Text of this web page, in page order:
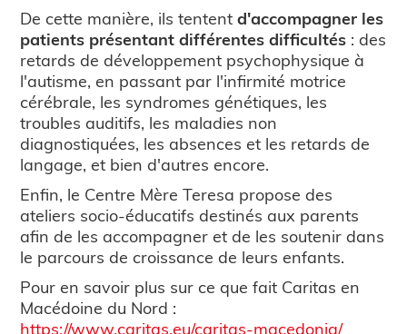
De cette manière, ils tententd'accompagner les
patients présentant différentes difficultés : des
retards de développement psychophysique à
l'autisme, en passant par l'infirmité motrice
cérébrale, les syndromes génétiques, les
troubles auditifs, les maladies non
diagnostiquées, les absences et les retards de
langage, et bien d'autres encore.
Enfin, le Centre Mère Teresa propose des
ateliers socio-éducatifs destinés aux parents
afin de les accompagner et de les soutenir dans
le parcours de croissance de leurs enfants.
Pour en savoir plus sur ce que fait Caritas en
Macédoine du Nord :
https://www.caritas.eu/caritas-macedonia/